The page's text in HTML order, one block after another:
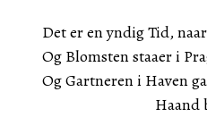
Det er en yndig Tid,
Og Blomsten staaer i
Og Gartneren i Haven
Haand